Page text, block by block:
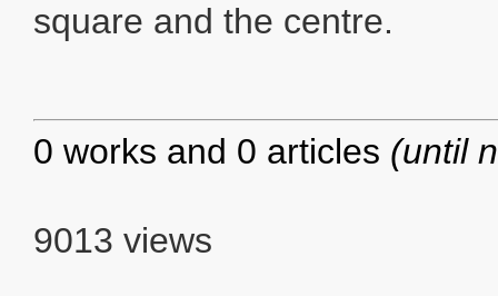
square and the centre.
0 works and 0 articles (until
9013 views